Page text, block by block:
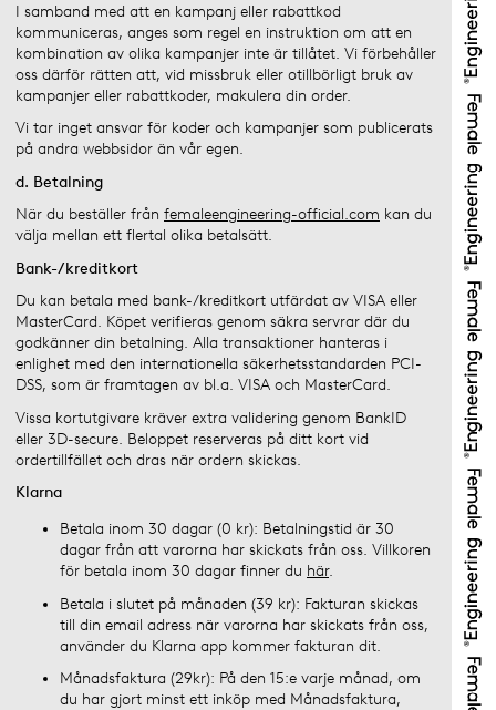
I samband med att en kampanj eller rabattkod
kommuniceras, anges som regel en instruktion om att en
kombination av olika kampanjer inte är tillåtet. Vi förbehåller
oss därför rätten att, vid missbruk eller otillbörligt bruk av
kampanjer eller rabattkoder, makulera din order.
Vi tar inget ansvar för koder och kampanjer som publicerats
på andra webbsidor än vår egen.
d. Betalning
När du beställer från femaleengineering-official.com kan du
välja mellan ett flertal olika betalsätt.
Bank-/kreditkort
Du kan betala med bank-/kreditkort utfärdat av VISA eller
MasterCard. Köpet verifieras genom säkra servrar där du
godkänner din betalning. Alla transaktioner hanteras i
enlighet med den internationella säkerhetsstandarden PCI-
DSS, som är framtagen av bl.a. VISA och MasterCard.
Vissa kortutgivare kräver extra validering genom BankID
eller 3D-secure. Beloppet reserveras på ditt kort vid
ordertillfället och dras när ordern skickas.
Klarna
Betala inom 30 dagar (0 kr): Betalningstid är 30
dagar från att varorna har skickats från oss. Villkoren
för betala inom 30 dagar finner du här.
Betala i slutet på månaden (39 kr): Fakturan skickas
till din email adress när varorna har skickats från oss,
använder du Klarna app kommer fakturan dit.
Månadsfaktura (29kr): På den 15:e varje månad, om
du har gjort minst ett inköp med Månadsfaktura,